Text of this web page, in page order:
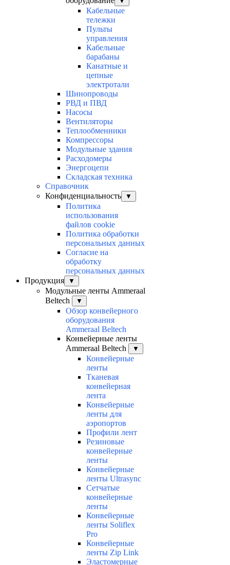
Кабельные
тележки
Пульты
управления
Кабельные
барабаны
Канатные и
цепные
электротали
Шинопроводы
РВД и ПВД
Насосы
Вентиляторы
Теплообменники
Компрессоры
Модульные здания
Расходомеры
Энергоцепи
Складская техника
Справочник
Конфиденциальность
▼
Политика
использования
файлов cookie
Политика обработки
персональных данных
Согласие на
обработку
персональных данных
Продукция
▼
Модульные ленты Ammeraal
Beltech
▼
Обзор конвейерного
оборудования
Ammeraal Beltech
Конвейерные ленты
Ammeraal Beltech
▼
Конвейерные
ленты
Тканевая
конвейерная
лента
Конвейерные
ленты для
аэропортов
Профили лент
Резиновые
конвейерные
ленты
Конвейерные
ленты Ultrasync
Сетчатые
конвейерные
ленты
Конвейерные
ленты Soliflex
Pro
Конвейерные
ленты Zip Link
Эластомерные